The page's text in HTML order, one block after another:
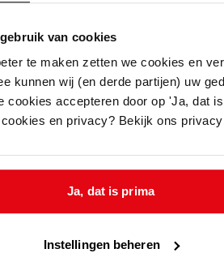
van cookies
te maken zetten we cookies en
kunnen wij (en derde partijen) uw
cookies accepteren door op 'Ja, dat
en privacy? Bekijk ons
Ja, dat is prima
Instellingen beheren